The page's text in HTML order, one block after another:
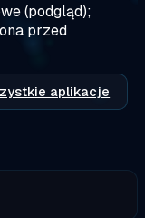
(podgląd);
przed
aplikacje